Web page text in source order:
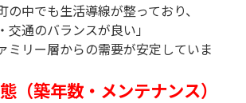
の中でも生活導線が整っており、
交通のバランスが良い」
ミリー層からの需要が安定していま
（築年数・メンテナンス）